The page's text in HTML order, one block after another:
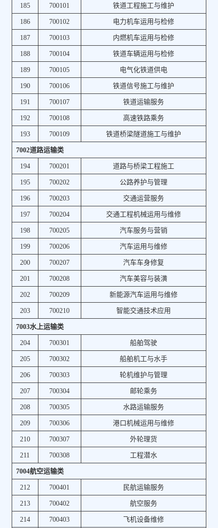
185
700101
铁道工程施工与维护
186
700102
电力机车运用与检修
187
700103
内燃机车运用与检修
188
700104
铁道车辆运用与检修
189
700105
电气化铁道供电
190
700106
铁道信号施工与维护
191
700107
铁道运输服务
192
700108
高速铁路乘务
193
700109
铁道桥梁隧道施工与维护
7002道路运输类
194
700201
道路与桥梁工程施工
195
700202
公路养护与管理
196
700203
交通运营服务
197
700204
交通工程机械运用与维修
198
700205
汽车服务与营销
199
700206
汽车运用与维修
200
700207
汽车车身修复
201
700208
汽车美容与装潢
202
700209
新能源汽车运用与维修
203
700210
智能交通技术应用
7003水上运输类
204
700301
船舶驾驶
205
700302
船舶机工与水手
206
700303
轮机维护与管理
207
700304
邮轮乘务
208
700305
水路运输服务
209
700306
港口机械运用与维修
210
700307
外轮理货
211
700308
工程潜水
7004航空运输类
212
700401
民航运输服务
213
700402
航空服务
214
700403
飞机设备维修